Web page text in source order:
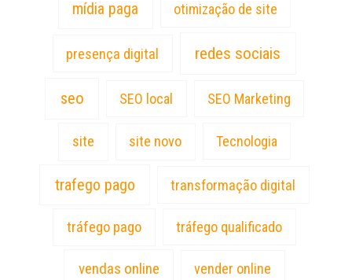
mídia paga otimização de site
presença digital redes sociais
seo SEO local SEO Marketing
site site novo Tecnologia
trafego pago transformação digital
tráfego pago tráfego qualificado
vendas online vender online